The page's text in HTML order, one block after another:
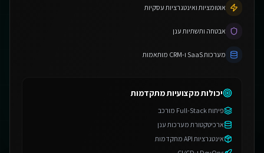
אוטומציות ואינטגרציות עסקיות
אבטחה ותשתיות ענן
מערכות SaaS ו-CRM מותאמות
יכולות מקצועיות מתקדמות
פיתוח Full-Stack מורכב
ארכיטקטורת מערכות ענן
אינטגרציות API מתקדמות